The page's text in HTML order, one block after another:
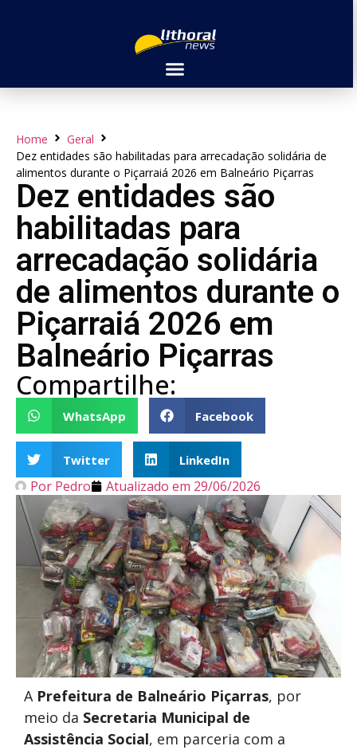
Home
Geral
Dez entidades são habilitadas para arrecadação solidária de
alimentos durante o Piçarraiá 2026 em Balneário Piçarras
Dez entidades são
habilitadas para
arrecadação solidária
de alimentos durante o
Piçarraiá 2026 em
Balneário Piçarras
Compartilhe:
WhatsApp Facebook
Twitter LinkedIn
Por Pedro Atualizado em 29/06/2026
A Prefeitura de Balneário Piçarras, por
meio da Secretaria Municipal de
Assistência Social, em parceria com a